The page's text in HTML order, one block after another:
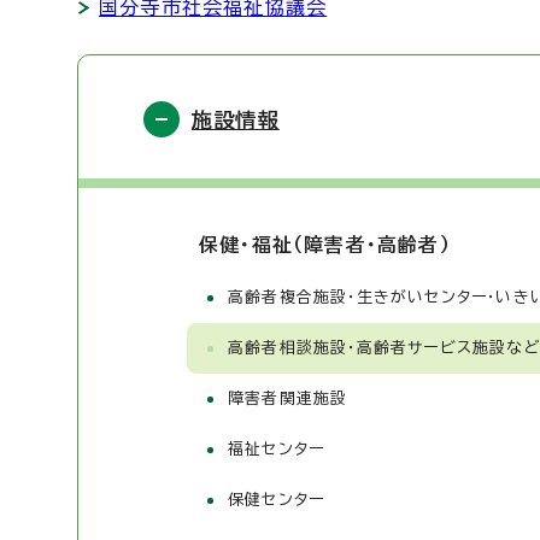
国分寺市社会福祉協議会
施設情報
保健・福祉（障害者・高齢者）
高齢者複合施設・生きがいセンター・いき
高齢者相談施設・高齢者サービス施設など
障害者関連施設
福祉センター
保健センター